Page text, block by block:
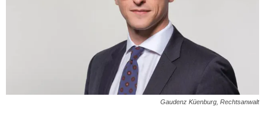
Gaudenz Küenburg, Rechtsanwalt